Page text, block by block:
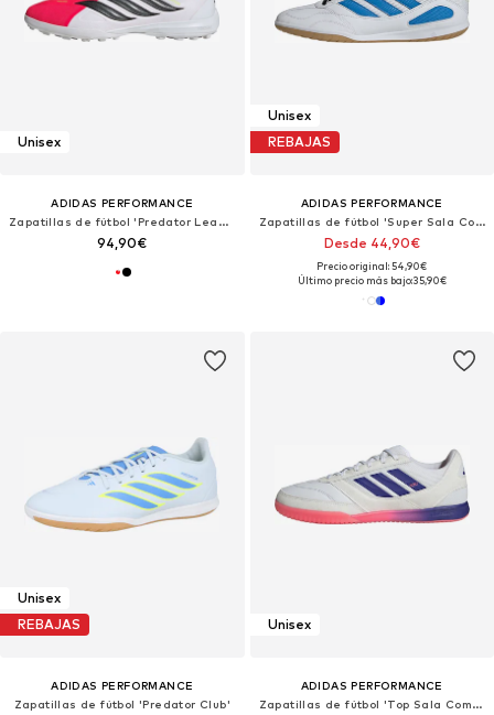
Unisex
ADIDAS PERFORMANCE
Zapatillas de fútbol 'Predator League'
94,90€
Unisex
REBAJAS
ADIDAS PERFORMANCE
Zapatillas de fútbol 'Super Sala Competition III'
Desde 44,90€
Precio original: 54,90€
Último precio más bajo:35,90€
Unisex
REBAJAS
ADIDAS PERFORMANCE
Zapatillas de fútbol 'Predator Club'
Unisex
ADIDAS PERFORMANCE
Zapatillas de fútbol 'Top Sala Competition II'